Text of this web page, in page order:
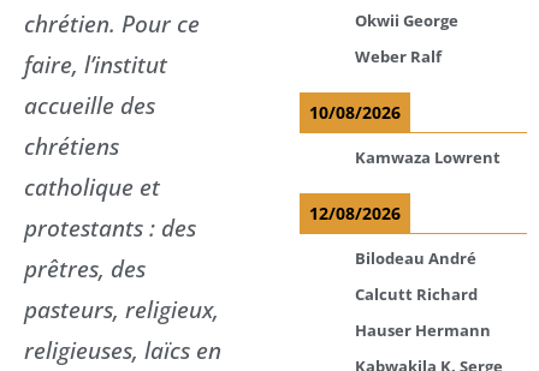
chrétien. Pour ce
faire, l’institut
accueille des
chrétiens
catholique et
protestants : des
prêtres, des
pasteurs, religieux,
religieuses, laïcs en
Okwii George
Weber Ralf
10/08/2026
Kamwaza Lowrent
12/08/2026
Bilodeau André
Calcutt Richard
Hauser Hermann
Kabwakila K. Serge